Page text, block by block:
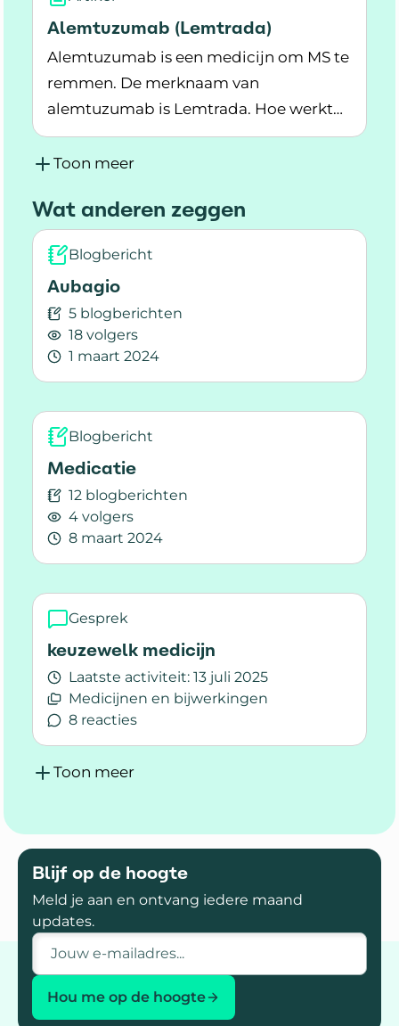
Alemtuzumab (Lemtrada)
Alemtuzumab is een medicijn om MS te
remmen. De merknaam van
alemtuzumab is Lemtrada. Hoe werkt
het, en welke bijwerkingen zijn er?
Lees meer over Alemtuzumab (Lemtrada)
Toon meer
Wat anderen zeggen
Blogbericht
Aubagio
5 blogberichten
18 volgers
1 maart 2024
Lees meer over Aubagio
Blogbericht
Medicatie
12 blogberichten
4 volgers
8 maart 2024
Lees meer over Medicatie
Gesprek
keuzewelk medicijn
Laatste activiteit: 13 juli 2025
Medicijnen en bijwerkingen
8 reacties
Lees meer over keuzewelk medicijn
Toon meer
Blijf op de hoogte
Meld je aan en ontvang iedere maand
updates.
E-mailadres
Hou me op de hoogte